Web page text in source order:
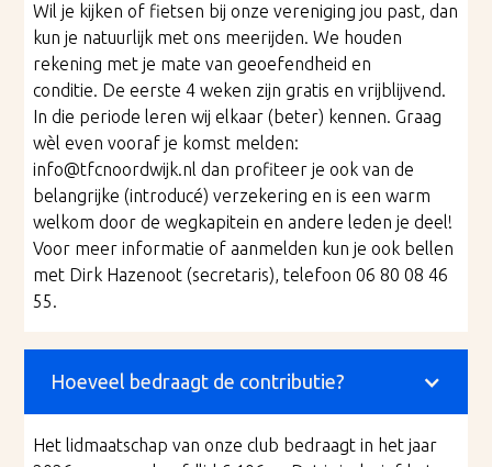
Wil je kijken of fietsen bij onze vereniging jou past, dan
kun je natuurlijk met ons meerijden. We houden
rekening met je mate van geoefendheid en
conditie. De eerste 4 weken zijn gratis en vrijblijvend.
In die periode leren wij elkaar (beter) kennen. Graag
wèl even vooraf je komst melden:
info@tfcnoordwijk.nl dan profiteer je ook van de
belangrijke (introducé) verzekering en is een warm
welkom door de wegkapitein en andere leden je deel!
Voor meer informatie of aanmelden kun je ook bellen
met Dirk Hazenoot (secretaris), telefoon 06 80 08 46
55.
Hoeveel bedraagt de contributie?
Het lidmaatschap van onze club bedraagt in het jaar